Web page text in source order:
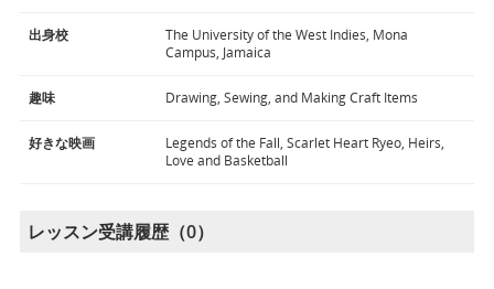
出身校
The University of the West Indies, Mona
Campus, Jamaica
趣味 Drawing, Sewing, and Making Craft Items
好きな映画
Legends of the Fall, Scarlet Heart Ryeo, Heirs,
Love and Basketball
レッスン受講履歴（0）